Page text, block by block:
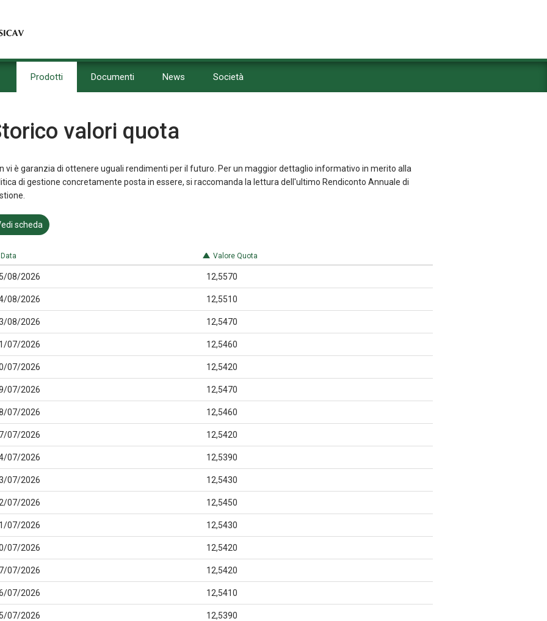
Prodotti Documenti News Società
valori quota
vi è garanzia di ottenere uguali rendimenti per il futuro. Per un maggior dettaglio informativo in merito alla
di gestione concretamente posta in essere, si raccomanda la lettura dell'ultimo Rendiconto Annuale di
scheda
Data Valore Quota
08/2026 12,5570
08/2026 12,5510
08/2026 12,5470
07/2026 12,5460
07/2026 12,5420
07/2026 12,5470
07/2026 12,5460
07/2026 12,5420
07/2026 12,5390
07/2026 12,5430
07/2026 12,5450
07/2026 12,5430
07/2026 12,5420
07/2026 12,5420
07/2026 12,5410
07/2026 12,5390